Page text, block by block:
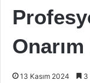
13 Kasım 2024 3